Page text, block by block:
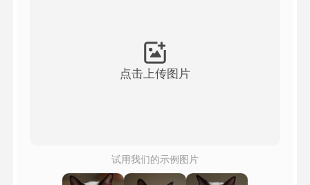
查看所有模板
点击上传图片
试用我们的示例图片